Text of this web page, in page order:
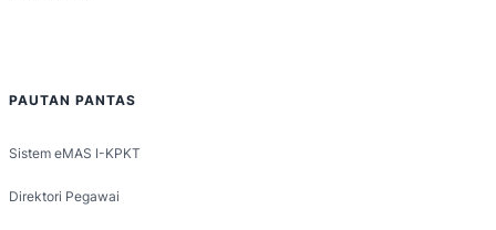
PAUTAN PANTAS
Sistem eMAS I-KPKT
Direktori Pegawai